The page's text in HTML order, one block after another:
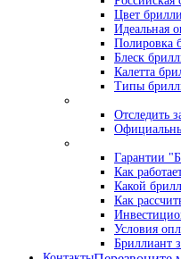
Цвет
Идеальная
Полировка
Блеск
Калетта
Типы
Отследить
Гарантии
Как
Какой
Как
Условия
Бриллиант